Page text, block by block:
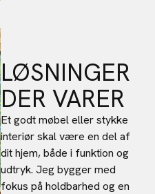
LØSNINGER
DER VARER
Et godt møbel eller stykke
interiør skal være en del af
dit hjem, både i funktion og
udtryk. Jeg bygger med
fokus på holdbarhed og en